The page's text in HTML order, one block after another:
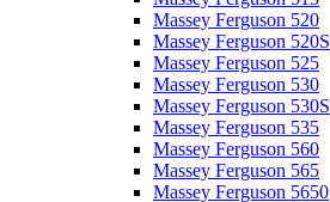
Massey Ferguson 520
Massey Ferguson 520S
Massey Ferguson 525
Massey Ferguson 530
Massey Ferguson 530S
Massey Ferguson 535
Massey Ferguson 560
Massey Ferguson 565
Massey Ferguson 5650